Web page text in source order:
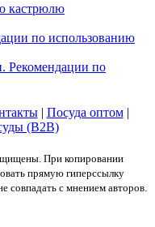
кастрюлю
по использованию
Рекомендации по
| Посуда оптом|
(B2B)
При копировании
прямую гиперссылку
совпадать с мнением авторов.